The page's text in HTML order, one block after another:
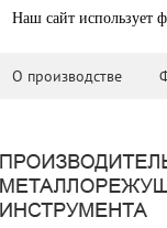
Наш сайт использует
О производстве